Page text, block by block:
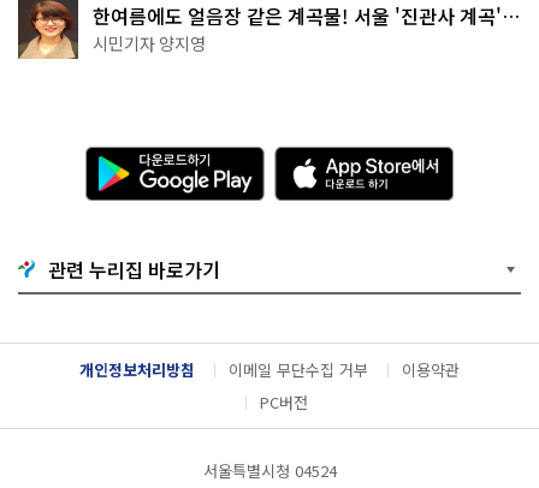
한여름에도 얼음장 같은 계곡물! 서울 '진관사 계곡'이
천국이네~
시민기자 양지영
다
운
로
기
G
o
g
l
e
l
A
p
p
e
서
다
운
드
관련 누리집 바로가기
개인정보처리방침 이메일 무단수집 거부
이용약관
PC버전
서울특별시청 04524